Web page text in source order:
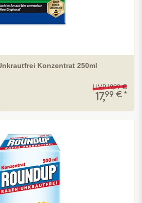
Konzentrat 250ml
UVP 19,99 €
17,99 € *